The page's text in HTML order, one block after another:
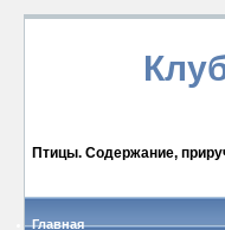
Птицы. Содержание,
Главная